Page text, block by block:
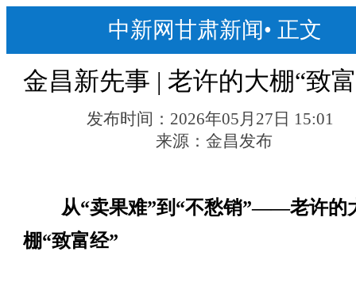
中新网甘肃新闻• 正文
金昌新先事 | 老许的大棚“致
发布时间： 2026年05月27日 15:01
来源：金昌发布
从“卖果难”到“不愁销”——老许的
棚“致富经”